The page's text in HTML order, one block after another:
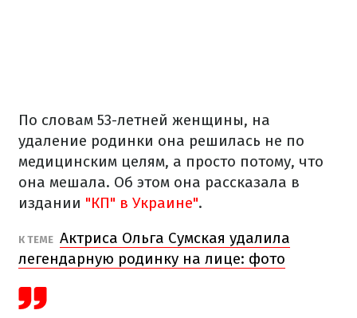
По словам 53-летней женщины, на
удаление родинки она решилась не по
медицинским целям, а просто потому, что
она мешала. Об этом она рассказала в
издании "КП" в Украине".
К ТЕМЕ Актриса Ольга Сумская удалила
легендарную родинку на лице: фото